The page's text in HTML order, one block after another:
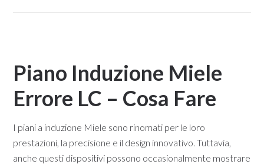
Piano Induzione Miele
Errore LC – Cosa Fare
I piani a induzione Miele sono rinomati per le loro
prestazioni, la precisione e il design innovativo. Tuttavia,
anche questi dispositivi possono occasionalmente mostrare